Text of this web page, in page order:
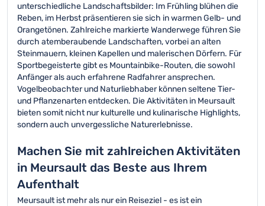
unterschiedliche Landschaftsbilder: Im Frühling blühen die
Reben, im Herbst präsentieren sie sich in warmen Gelb- und
Orangetönen. Zahlreiche markierte Wanderwege führen Sie
durch atemberaubende Landschaften, vorbei an alten
Steinmauern, kleinen Kapellen und malerischen Dörfern. Für
Sportbegeisterte gibt es Mountainbike-Routen, die sowohl
Anfänger als auch erfahrene Radfahrer ansprechen.
Vogelbeobachter und Naturliebhaber können seltene Tier-
und Pflanzenarten entdecken. Die Aktivitäten in Meursault
bieten somit nicht nur kulturelle und kulinarische Highlights,
sondern auch unvergessliche Naturerlebnisse.
Machen Sie mit zahlreichen Aktivitäten
in Meursault das Beste aus Ihrem
Aufenthalt
Meursault ist mehr als nur ein Reiseziel - es ist ein